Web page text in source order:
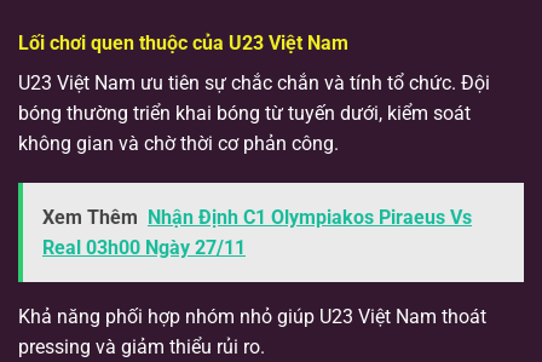
Lối chơi quen thuộc của U23 Việt Nam
U23 Việt Nam ưu tiên sự chắc chắn và tính tổ chức. Đội
bóng thường triển khai bóng từ tuyến dưới, kiểm soát
không gian và chờ thời cơ phản công.
Xem Thêm
Nhận Định C1 Olympiakos Piraeus Vs
Real 03h00 Ngày 27/11
Khả năng phối hợp nhóm nhỏ giúp U23 Việt Nam thoát
pressing và giảm thiểu rủi ro.